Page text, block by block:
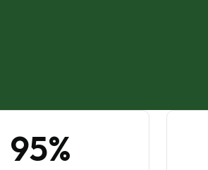
95%